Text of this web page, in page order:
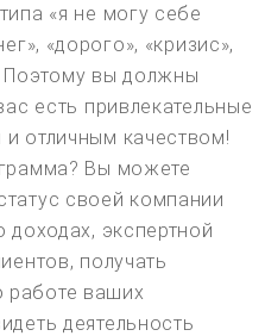
«я не могу себе
«дорого», «кризис»,
Поэтому вы должны
есть привлекательные
отличным качеством!
Вы можете
своей компании
доходах, экспертной
получать
ваших
деятельность